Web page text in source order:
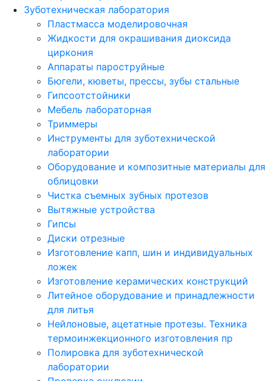
Зуботехническая лаборатория
Пластмасса моделировочная
Жидкости для окрашивания диоксида
циркония
Аппараты пароструйные
Бюгели, кюветы, прессы, зубы стальные
Гипсоотстойники
Мебель лабораторная
Триммеры
Инструменты для зуботехнической
лаборатории
Оборудование и композитные материалы для
облицовки
Чистка съемных зубных протезов
Вытяжные устройства
Гипсы
Диски отрезные
Изготовление капп, шин и индивидуальных
ложек
Изготовление керамических конструкций
Литейное оборудование и принадлежности
для литья
Нейлоновые, ацетатные протезы. Техника
термоинжекционного изготовления пр
Полировка для зуботехнической
лаборатории